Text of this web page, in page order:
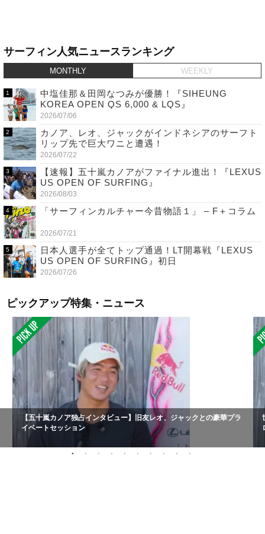
サーフィン人気ニュースランキング
MONTHLY WEEKLY
中塩佳那＆田岡なつみが優勝！『SIHEUNG
KOREA OPEN QS 6,000 & LQS』
2026/07/06
カノア、レオ、ジャックがインドネシアのサーフト
リップ先で巨大ワニと遭遇！
2026/07/22
【速報】五十嵐カノアがファイナル進出！『LEXUS
US OPEN OF SURFING』
2026/08/03
「サーフィンカルチャー今昔物語１」 – F＋コラム
2026/07/21
日本人選手が全てトップ通過！LT開幕戦『LEXUS
US OPEN OF SURFING』初日
2026/07/26
ピックアップ特集・ニュース
【五十嵐カノア独占インタビュー】旧友レオ、ジャックとの豪華プラ
イベートセッション